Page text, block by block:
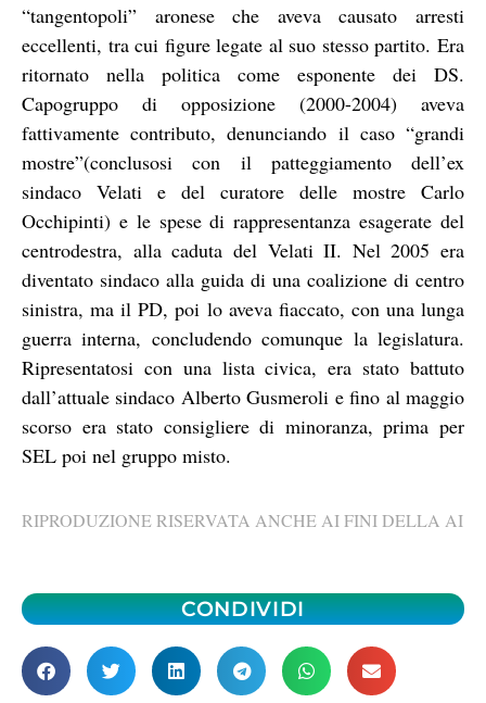
“tangentopoli” aronese che aveva causato arresti
eccellenti, tra cui figure legate al suo stesso partito. Era
ritornato nella politica come esponente dei DS.
Capogruppo di opposizione (2000-2004) aveva
fattivamente contributo, denunciando il caso “grandi
mostre”(conclusosi con il patteggiamento dell’ex
sindaco Velati e del curatore delle mostre Carlo
Occhipinti) e le spese di rappresentanza esagerate del
centrodestra, alla caduta del Velati II. Nel 2005 era
diventato sindaco alla guida di una coalizione di centro
sinistra, ma il PD, poi lo aveva fiaccato, con una lunga
guerra interna, concludendo comunque la legislatura.
Ripresentatosi con una lista civica, era stato battuto
dall’attuale sindaco Alberto Gusmeroli e fino al maggio
scorso era stato consigliere di minoranza, prima per
SEL poi nel gruppo misto.
RIPRODUZIONE RISERVATA ANCHE AI FINI DELLA AI
CONDIVIDI